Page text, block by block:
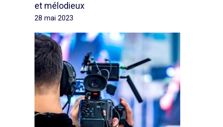
et mélodieux
28 mai 2023